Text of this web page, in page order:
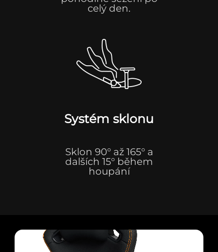
celý den.
Systém sklonu
Sklon 90° až 165° a
dalších 15° během
houpání